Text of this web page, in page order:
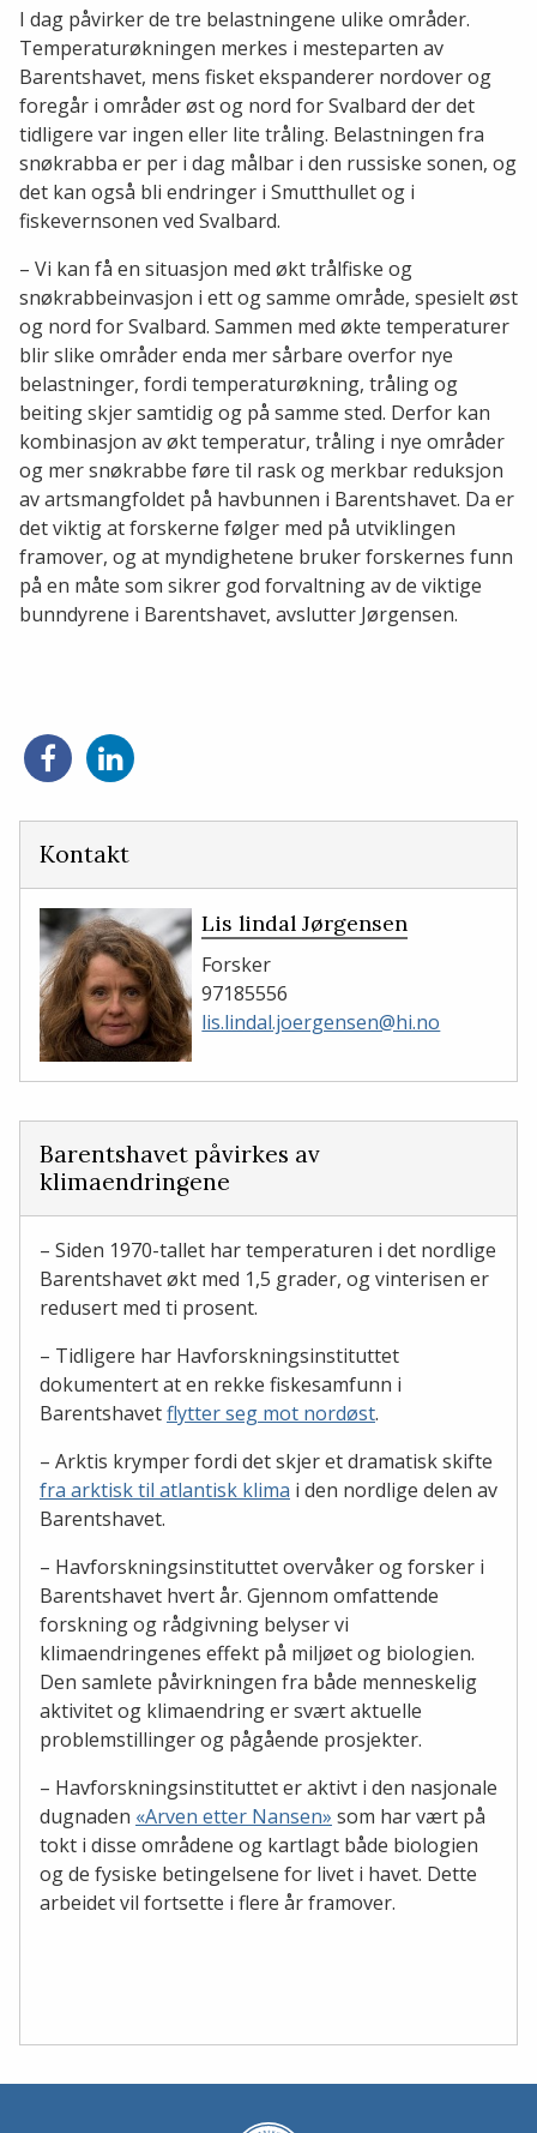
I dag påvirker de tre belastningene ulike områder.
Temperaturøkningen merkes i mesteparten av
Barentshavet, mens fisket ekspanderer nordover og
foregår i områder øst og nord for Svalbard der det
tidligere var ingen eller lite tråling. Belastningen fra
snøkrabba er per i dag målbar i den russiske sonen, og
det kan også bli endringer i Smutthullet og i
fiskevernsonen ved Svalbard.
– Vi kan få en situasjon med økt trålfiske og
snøkrabbeinvasjon i ett og samme område, spesielt øst
og nord for Svalbard. Sammen med økte temperaturer
blir slike områder enda mer sårbare overfor nye
belastninger, fordi temperaturøkning, tråling og
beiting skjer samtidig og på samme sted. Derfor kan
kombinasjon av økt temperatur, tråling i nye områder
og mer snøkrabbe føre til rask og merkbar reduksjon
av artsmangfoldet på havbunnen i Barentshavet. Da er
det viktig at forskerne følger med på utviklingen
framover, og at myndighetene bruker forskernes funn
på en måte som sikrer god forvaltning av de viktige
bunndyrene i Barentshavet, avslutter Jørgensen.
Del
på
Del
på
Kontakt
Lis lindal Jørgensen
Forsker
97185556
lis.lindal.joergensen@hi.no
Barentshavet påvirkes av
klimaendringene
– Siden 1970-tallet har temperaturen i det nordlige
Barentshavet økt med 1,5 grader, og vinterisen er
redusert med ti prosent.
– Tidligere har Havforskningsinstituttet
dokumentert at en rekke fiskesamfunn i
Barentshavetflytter seg mot nordøst.
– Arktis krymper fordi det skjer et dramatisk skifte
fra arktisk til atlantisk klima i den nordlige delen av
Barentshavet.
– Havforskningsinstituttet overvåker og forsker i
Barentshavet hvert år. Gjennom omfattende
forskning og rådgivning belyser vi
klimaendringenes effekt på miljøet og biologien.
Den samlete påvirkningen fra både menneskelig
aktivitet og klimaendring er svært aktuelle
problemstillinger og pågående prosjekter.
– Havforskningsinstituttet er aktivt i den nasjonale
dugnaden «Arven etter Nansen» som har vært på
tokt i disse områdene og kartlagt både biologien
og de fysiske betingelsene for livet i havet. Dette
arbeidet vil fortsette i flere år framover.